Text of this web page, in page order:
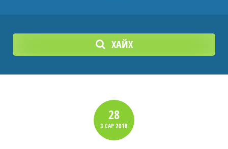
ХАЙХ
28
3 САР2018